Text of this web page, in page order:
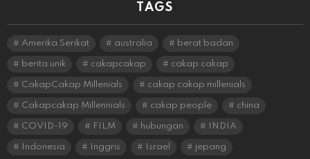
TAGS
Amerika Serikat australia berat badan
berita unik cakapcakap cakap cakap
CakapCakap Millenials cakap cakap millenials
Cakapcakap Millennials cakap people china
COVID-19 FILM hubungan INDIA
Indonesia Inggris Israel jepang